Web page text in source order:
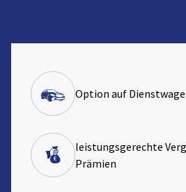
Option auf
leistungsgerechte
Prämien